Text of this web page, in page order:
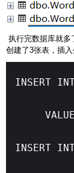
执行完数据库就多
创建了3张表，插入
INSERT
INSERT